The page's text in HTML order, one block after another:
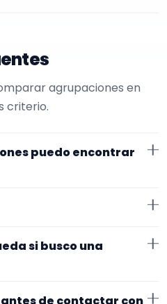
agrupaciones en
criterio.
puedo encontrar
repertorio, tamaño
son de la zona y otros se
gastos.
si busco una
y la zona. Si ya sabes el
de contactar con